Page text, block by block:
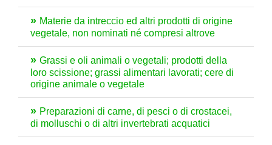
Materie da intreccio ed altri prodotti di origine
vegetale, non nominati né compresi altrove
Grassi e oli animali o vegetali; prodotti della
loro scissione; grassi alimentari lavorati; cere di
origine animale o vegetale
Preparazioni di carne, di pesci o di crostacei,
di molluschi o di altri invertebrati acquatici